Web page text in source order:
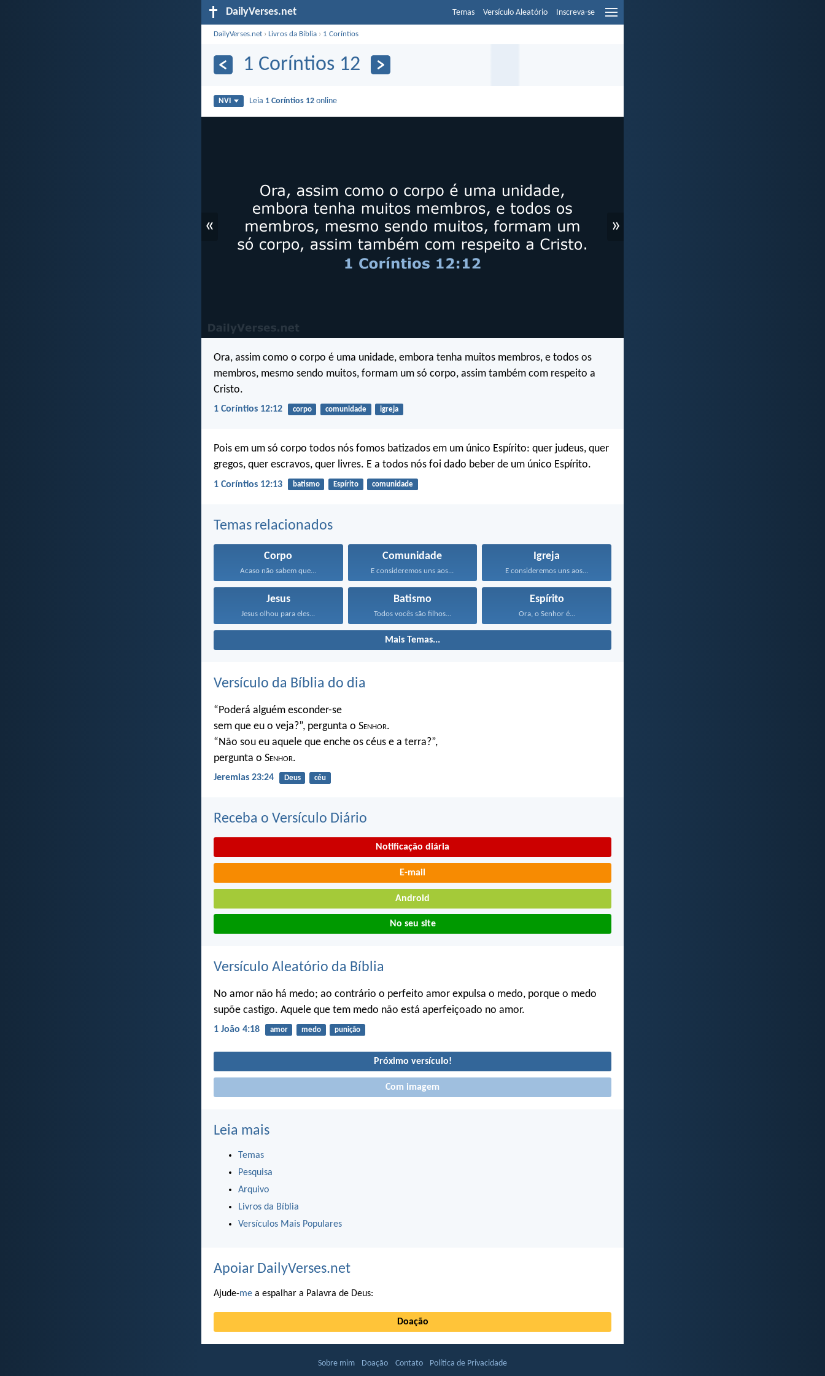
DailyVerses.net Temas Versículo Aleatório Inscreva-se
DailyVerses.net ›Livros da Bíblia › 1 Coríntios
1 Coríntios 12
NVI Leia 1 Coríntios 12 online
« »
Ora, assim como o corpo é uma unidade, embora tenha muitos membros, e todos os
membros, mesmo sendo muitos, formam um só corpo, assim também com respeito a
Cristo.
1 Coríntios 12:12 corpo comunidade igreja
Pois em um só corpo todos nós fomos batizados em um único Espírito: quer judeus, quer
gregos, quer escravos, quer livres. E a todos nós foi dado beber de um único Espírito.
1 Coríntios 12:13 batismo Espírito comunidade
Temas relacionados
Corpo
Acaso não sabem que...
Comunidade
E consideremos uns aos...
Igreja
E consideremos uns aos...
Jesus
Jesus olhou para eles...
Batismo
Todos vocês são filhos...
Espírito
Ora, o Senhor é...
Mais Temas...
Versículo da Bíblia do dia
“Poderá alguém esconder-se
sem que eu o veja?”, pergunta o Senhor.
“Não sou eu aquele que enche os céus e a terra?”,
pergunta o Senhor.
Jeremias 23:24 Deus céu
Receba o Versículo Diário
Notificação diária
E-mail
Android
No seu site
Versículo Aleatório da Bíblia
No amor não há medo; ao contrário o perfeito amor expulsa o medo, porque o medo
supõe castigo. Aquele que tem medo não está aperfeiçoado no amor.
1 João 4:18 amor medo punição
Próximo versículo!
Com imagem
Leia mais
Temas
Pesquisa
Arquivo
Livros da Bíblia
Versículos Mais Populares
Apoiar DailyVerses.net
Ajude-me a espalhar a Palavra de Deus:
Doação
Sobre mim Doação Contato Política de Privacidade